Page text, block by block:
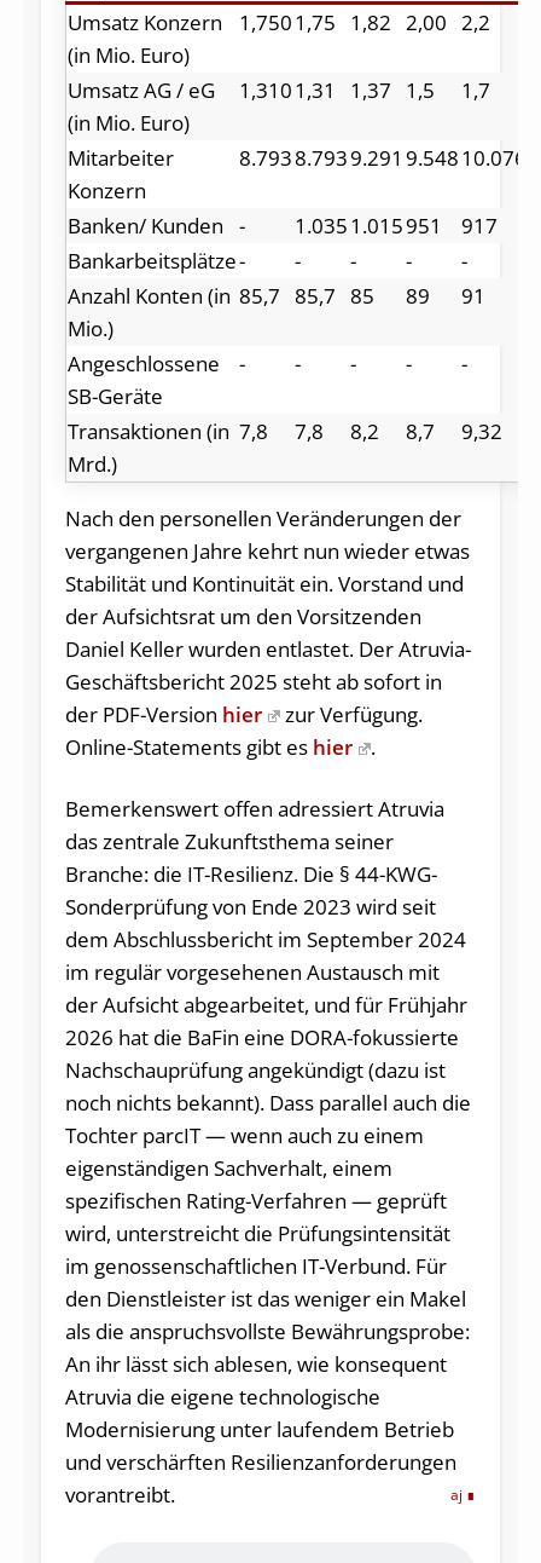
Umsatz Konzern
(in Mio. Euro)
1,7501,75 1,82 2,00 2,2
Umsatz AG / eG
(in Mio. Euro)
1,3101,31 1,37 1,5 1,7
Mitarbeiter
Konzern
8.7938.7939.291 9.54810.076
Banken/ Kunden - 1.0351.015951 917
Bankarbeitsplätze- - - - -
Anzahl Konten (in
Mio.)
85,7 85,7 85 89 91
Angeschlossene
SB-Geräte
- - - - -
Transaktionen (in
Mrd.)
7,8 7,8 8,2 8,7 9,32
Nach den personellen Veränderungen der
vergangenen Jahre kehrt nun wieder etwas
Stabilität und Kontinuität ein. Vorstand und
der Aufsichtsrat um den Vorsitzenden
Daniel Keller wurden entlastet. Der Atruvia-
Geschäftsbericht 2025 steht ab sofort in
der PDF-Version hier
zur Verfügung.
Online-Statements gibt es hier .
Bemerkenswert offen adressiert Atruvia
das zentrale Zukunftsthema seiner
Branche: die IT-Resilienz. Die § 44-KWG-
Sonderprüfung von Ende 2023 wird seit
dem Abschlussbericht im September 2024
im regulär vorgesehenen Austausch mit
der Aufsicht abgearbeitet, und für Frühjahr
2026 hat die BaFin eine DORA-fokussierte
Nachschauprüfung angekündigt (dazu ist
noch nichts bekannt). Dass parallel auch die
Tochter parcIT — wenn auch zu einem
eigenständigen Sachverhalt, einem
spezifischen Rating-Verfahren — geprüft
wird, unterstreicht die Prüfungsintensität
im genossenschaftlichen IT-Verbund. Für
den Dienstleister ist das weniger ein Makel
als die anspruchsvollste Bewährungsprobe:
An ihr lässt sich ablesen, wie konsequent
Atruvia die eigene technologische
Modernisierung unter laufendem Betrieb
und verschärften Resilienzanforderungen
vorantreibt.
aj